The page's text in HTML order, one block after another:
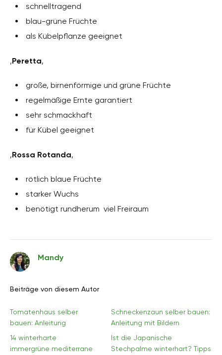
schnelltragend
blau-grüne Früchte
als Kübelpflanze geeignet
‚Peretta‚
große, birnenförmige und grüne Früchte
regelmäßige Ernte garantiert
sehr schmackhaft
für Kübel geeignet
‚Rossa Rotanda‚
rötlich blaue Früchte
starker Wuchs
benötigt rundherum viel Freiraum
Mandy
Beiträge von diesem Autor
Tomatenhaus selber
bauen: Anleitung
Schneckenzaun selber bauen:
Anleitung mit Bildern
14 winterharte
immergrüne mediterrane
Ist die Japanische
Stechpalme winterhart? Tipps